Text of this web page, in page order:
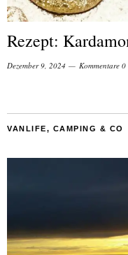
Rezept:
Dezember 9, 2024 Kommentare 0
VANLIFE, CAMPING & CO